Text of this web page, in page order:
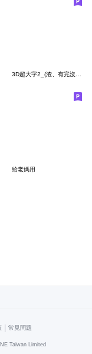
給老媽用
| 常見問題
Taiwan Limited